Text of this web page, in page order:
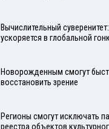
Вычислительный
ускоряется в глобальной
Новорожденным смогут
восстановить зрение
Регионы смогут исключать
реестра объектов